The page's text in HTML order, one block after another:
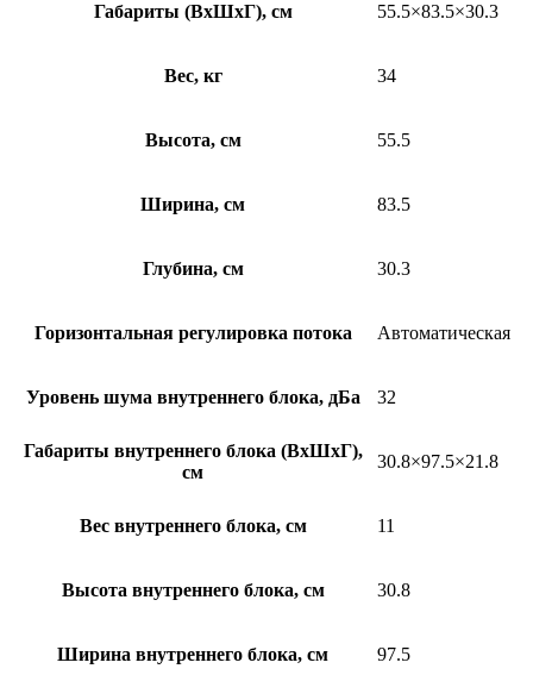
Габариты (ВхШхГ), см 55.5×83.5×30.3
Вес, кг 34
Высота, см 55.5
Ширина, см 83.5
Глубина, см 30.3
Горизонтальная регулировка потока Автоматическая
Уровень шума внутреннего блока, дБа 32
Габариты внутреннего блока (ВхШхГ),
см
30.8×97.5×21.8
Вес внутреннего блока, см 11
Высота внутреннего блока, см 30.8
Ширина внутреннего блока, см 97.5